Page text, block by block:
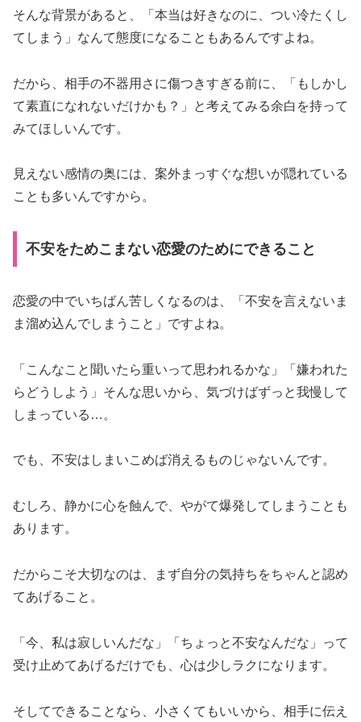
そんな背景があると、「本当は好きなのに、つい冷たくし
てしまう」なんて態度になることもあるんですよね。
だから、相手の不器用さに傷つきすぎる前に、「もしかし
て素直になれないだけかも？」と考えてみる余白を持って
みてほしいんです。
見えない感情の奥には、案外まっすぐな想いが隠れている
ことも多いんですから。
不安をためこまない恋愛のためにできること
恋愛の中でいちばん苦しくなるのは、「不安を言えないま
ま溜め込んでしまうこと」ですよね。
「こんなこと聞いたら重いって思われるかな」「嫌われた
らどうしよう」そんな思いから、気づけばずっと我慢して
しまっている…。
でも、不安はしまいこめば消えるものじゃないんです。
むしろ、静かに心を蝕んで、やがて爆発してしまうことも
あります。
だからこそ大切なのは、まず自分の気持ちをちゃんと認め
てあげること。
「今、私は寂しいんだな」「ちょっと不安なんだな」って
受け止めてあげるだけでも、心は少しラクになります。
そしてできることなら、小さくてもいいから、相手に伝え